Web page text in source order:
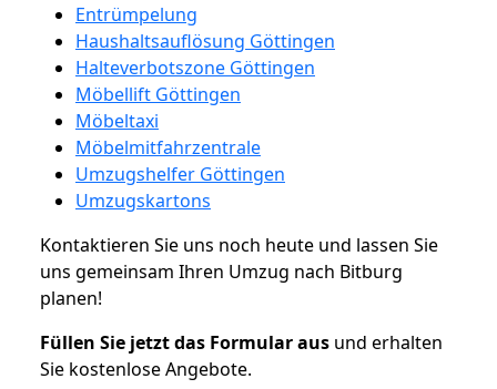
Entrümpelung
Haushaltsauflösung Göttingen
Halteverbotszone Göttingen
Möbellift Göttingen
Möbeltaxi
Möbelmitfahrzentrale
Umzugshelfer Göttingen
Umzugskartons
Kontaktieren Sie uns noch heute und lassen Sie
uns gemeinsam Ihren Umzug nach Bitburg
planen!
Füllen Sie jetzt das Formular aus und erhalten
Sie kostenlose Angebote.